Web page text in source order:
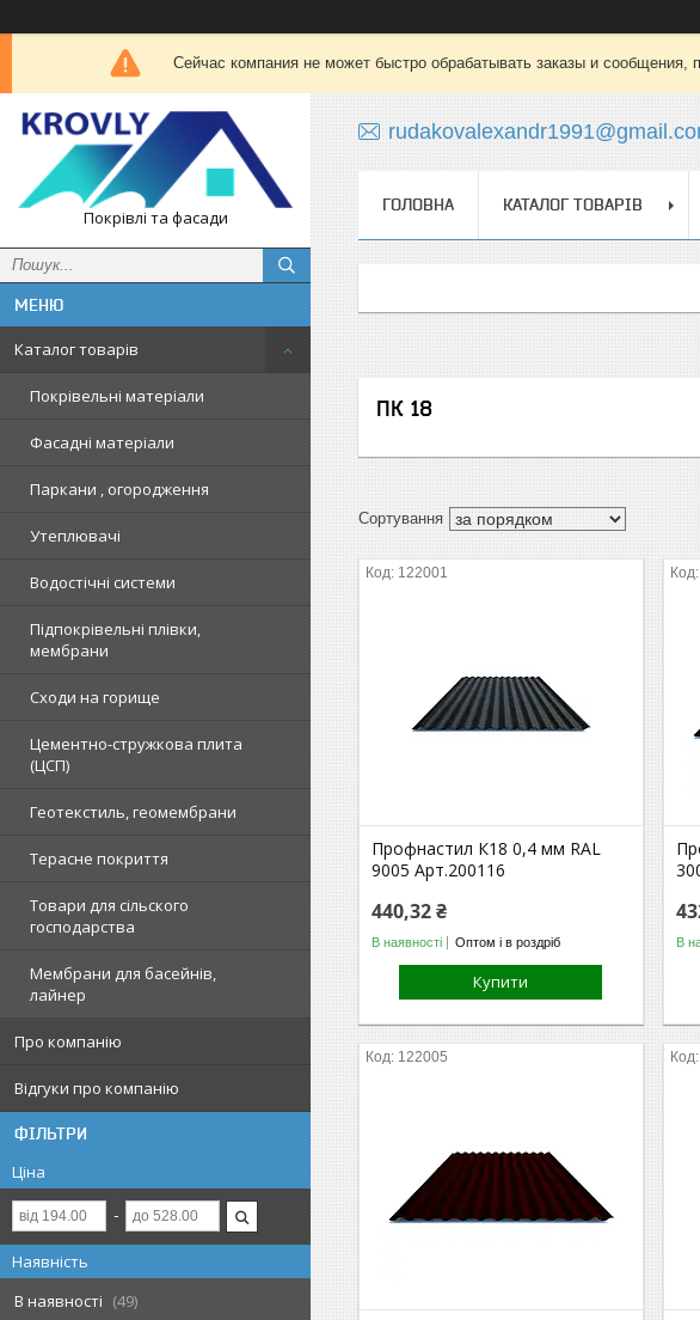
Сейчас компания не может быстро обрабатывать заказы и
Покрівлі та фасади
Каталог товарів
Покрівельні матеріали
Фасадні матеріали
Паркани , огородження
Утеплювачі
Водостічні системи
Підпокрівельні плівки,
мембрани
Сходи на горище
Цементно-стружкова плита
(ЦСП)
Геотекстиль, геомембрани
Терасне покриття
Товари для сільского
господарства
Мембрани для басейнів,
лайнер
Про компанію
Відгуки про компанію
ФІЛЬТРИ
Ціна
Наявність
В наявності
49
ГОЛОВНА КАТАЛОГ ТОВАРІВ
ПК 18
122001
Профнастил К18 0,4 мм RAL
9005 Арт.200116
440,32 ₴
В наявності Оптом і в роздріб
Купити
В
122005